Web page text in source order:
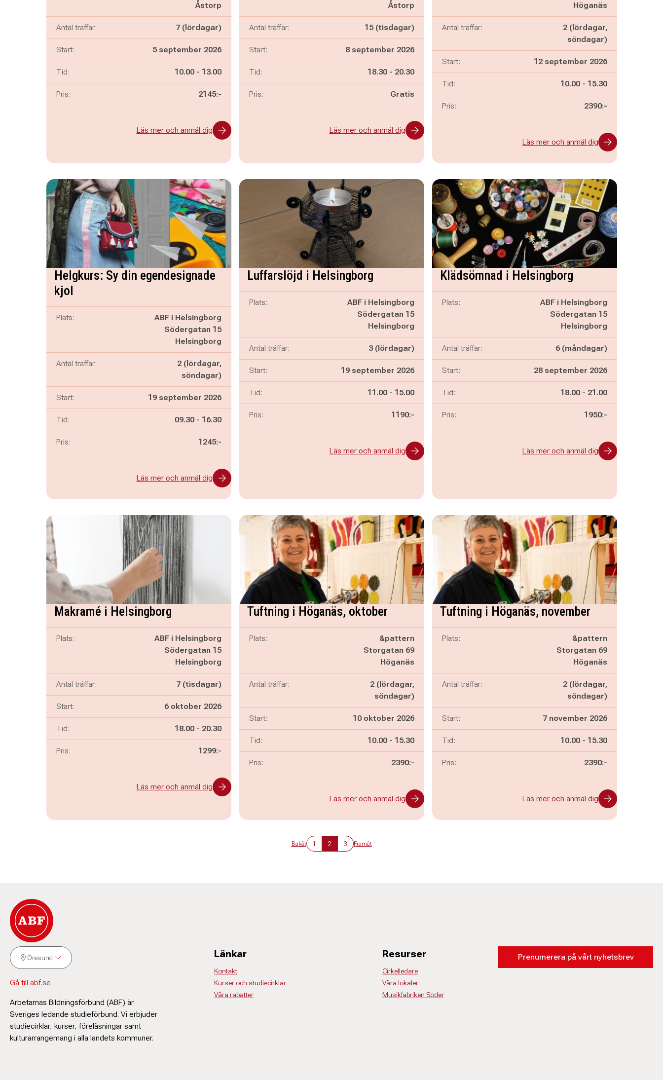
Åstorp
Antal träffar: 7 (lördagar)
Start: 5 september 2026
Tid: Pågår mellan
10.00 - och
13.00
Pris: 2145:-
Läs mer och anmäl dig
Åstorp
Antal träffar: 15 (tisdagar)
Start: 8 september 2026
Tid: Pågår mellan
18.30 - och
20.30
Pris: Gratis
Läs mer och anmäl dig
Höganäs
Antal träffar:
2 (lördagar,
söndagar)
Start: 12 september 2026
Tid: Pågår mellan
10.00 - och
15.30
Pris: 2390:-
Läs mer och anmäl dig
Helgkurs: Sy din egendesignade
kjol
Plats:
ABF i Helsingborg
Södergatan 15
Helsingborg
Antal träffar:
2 (lördagar,
söndagar)
Start: 19 september 2026
Tid: Pågår mellan
09.30 - och
16.30
Pris: 1245:-
Läs mer och anmäl dig
Luffarslöjd i Helsingborg
Plats:
ABF i Helsingborg
Södergatan 15
Helsingborg
Antal träffar: 3 (lördagar)
Start: 19 september 2026
Tid: Pågår mellan
11.00 - och
15.00
Pris: 1190:-
Läs mer och anmäl dig
Klädsömnad i Helsingborg
Plats:
ABF i Helsingborg
Södergatan 15
Helsingborg
Antal träffar: 6 (måndagar)
Start: 28 september 2026
Tid: Pågår mellan
18.00 - och
21.00
Pris: 1950:-
Läs mer och anmäl dig
Makramé i Helsingborg
Plats:
ABF i Helsingborg
Södergatan 15
Helsingborg
Antal träffar: 7 (tisdagar)
Start: 6 oktober 2026
Tid: Pågår mellan
18.00 - och
20.30
Pris: 1299:-
Läs mer och anmäl dig
Tuftning i Höganäs, oktober
Plats:
&pattern
Storgatan 69
Höganäs
Antal träffar:
2 (lördagar,
söndagar)
Start: 10 oktober 2026
Tid: Pågår mellan
10.00 - och
15.30
Pris: 2390:-
Läs mer och anmäl dig
Tuftning i Höganäs, november
Plats:
&pattern
Storgatan 69
Höganäs
Antal träffar:
2 (lördagar,
söndagar)
Start: 7 november 2026
Tid: Pågår mellan
10.00 - och
15.30
Pris: 2390:-
Läs mer och anmäl dig
Bakåt 1 2 3 Framåt
Öresund
Gå till abf.se
Arbetarnas Bildningsförbund (ABF) är
Sveriges ledande studieförbund. Vi erbjuder
studiecirklar, kurser, föreläsningar samt
kulturarrangemang i alla landets kommuner.
Länkar
Kontakt
Kurser och studiecirklar
Våra rabatter
Resurser
Cirkelledare
Våra lokaler
Musikfabriken Söder
Prenumerera på vårt nyhetsbrev